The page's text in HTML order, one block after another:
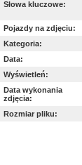
Słowa kluczowe:
Pojazdy na zdjęciu:
Kategoria:
Data:
Wyświetleń:
Data wykonania
zdjęcia:
Rozmiar pliku: